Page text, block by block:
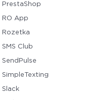
PrestaShop
RO App
Rozetka
SMS Club
SendPulse
SimpleTexting
Slack